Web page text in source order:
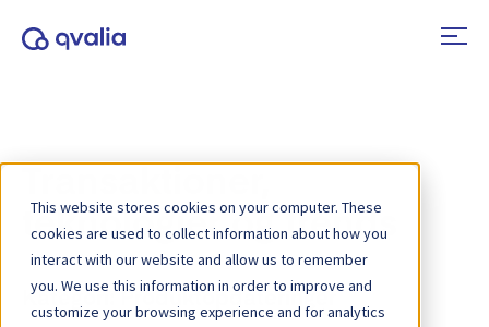
This website stores cookies on your computer. These
cookies are used to collect information about how you
interact with our website and allow us to remember
you. We use this information in order to improve and
customize your browsing experience and for analytics
teknologier og trends
Kategori: Produktopdateringer